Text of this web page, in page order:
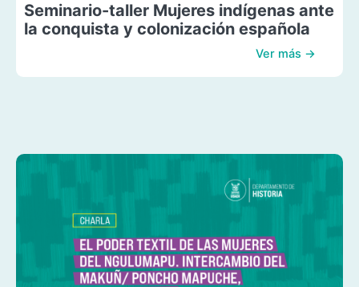
Seminario-taller Mujeres indígenas ante
la conquista y colonización española
Ver más →